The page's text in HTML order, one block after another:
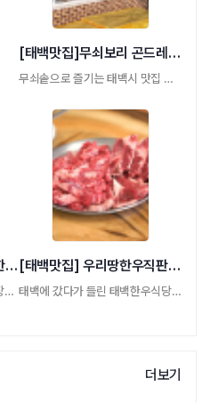
[태백맛집]무쇠보리 곤드레나물밥
무쇠솥으로 즐기는 태백시 맛집 곤드레나물 …
[태백맛집]우영식당 푸짐한분식
태백 황지연못 옆의 24시간 해장국집, 속을 시 …
[태백맛집] 우리땅한우직판장 실비식당
태백에 갔다가 들린 태백한우식당. 태백 …
더보기